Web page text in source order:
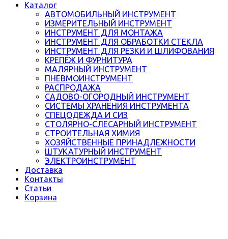
Каталог
АВТОМОБИЛЬНЫЙ ИНСТРУМЕНТ
ИЗМЕРИТЕЛЬНЫЙ ИНСТРУМЕНТ
ИНСТРУМЕНТ ДЛЯ МОНТАЖА
ИНСТРУМЕНТ ДЛЯ ОБРАБОТКИ СТЕКЛА
ИНСТРУМЕНТ ДЛЯ РЕЗКИ И ШЛИФОВАНИЯ
КРЕПЁЖ И ФУРНИТУРА
МАЛЯРНЫЙ ИНСТРУМЕНТ
ПНЕВМОИНСТРУМЕНТ
РАСПРОДАЖА
САДОВО-ОГОРОДНЫЙ ИНСТРУМЕНТ
СИСТЕМЫ ХРАНЕНИЯ ИНСТРУМЕНТА
СПЕЦОДЕЖДА И СИЗ
СТОЛЯРНО-СЛЕСАРНЫЙ ИНСТРУМЕНТ
СТРОИТЕЛЬНАЯ ХИМИЯ
ХОЗЯЙСТВЕННЫЕ ПРИНАДЛЕЖНОСТИ
ШТУКАТУРНЫЙ ИНСТРУМЕНТ
ЭЛЕКТРОИНСТРУМЕНТ
Доставка
Контакты
Статьи
Корзина